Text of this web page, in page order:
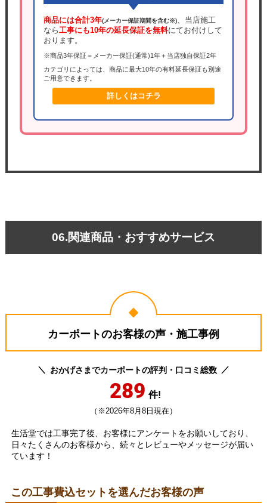
商品には合計3年(メーカー保証期間を含む※)、当店施工
なら工事にも10年の延長保証を無料にてお付けして
おります。
※商品3年保証＝メーカー保証(通常)1年＋当店独自保証2年
カテゴリによっては、商品に最大10年の有料延長保証も別途
ご用意できます。
詳しくはコチラ
06.関連商品・おすすめサービス
カーポートのお客様の声・施工事例
おかげさまでカーポートの評判・口コミ総数
289 件!
（※2026年8月8日現在）
生活堂では工事完了後、お客様にアンケートをお願いしており、
日々たくさんのお客様から、続々とレビューやメッセージが届い
ています！
この工事費込セットを選んだお客様の声